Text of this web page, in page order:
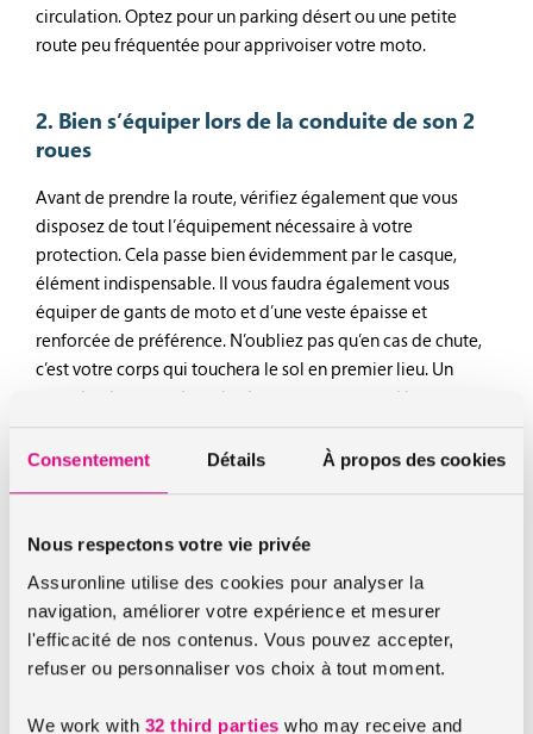
Consentement Détails À propos des cookies
Nous respectons votre vie privée
Assuronline utilise des cookies pour analyser la
navigation, améliorer votre expérience et mesurer
l'efficacité de nos contenus. Vous pouvez accepter,
refuser ou personnaliser vos choix à tout moment.
We work with 32 third parties who may receive and
circulation. Optez pour un parking désert ou une petite
route peu fréquentée pour apprivoiser votre moto.
2. Bien s’équiper lors de la conduite de son 2
roues
Avant de prendre la route, vérifiez également que vous
disposez de tout l’équipement nécessaire à votre
protection. Cela passe bien évidemment par le casque,
élément indispensable. Il vous faudra également vous
équiper de gants de moto et d’une veste épaisse et
renforcée de préférence. N’oubliez pas qu’en cas de chute,
c’est votre corps qui touchera le sol en premier lieu. Un
pantalon long est donc également recommandé.
3. Prendre conscience de sa vulnérabilité
prendre conscience de votre vulnérabilité. Vous êtes
désormais beaucoup plus exposé qu’en voiture, et
également moins visible, ce qui n’arrange rien ! Vous pouvez
désormais être victime des portières ouvertes à la volée,
des changements de direction non annoncés.